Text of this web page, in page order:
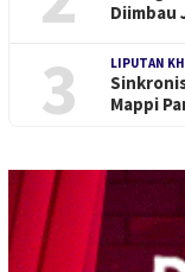
Diimbau
3 LIPUTAN
Mappi